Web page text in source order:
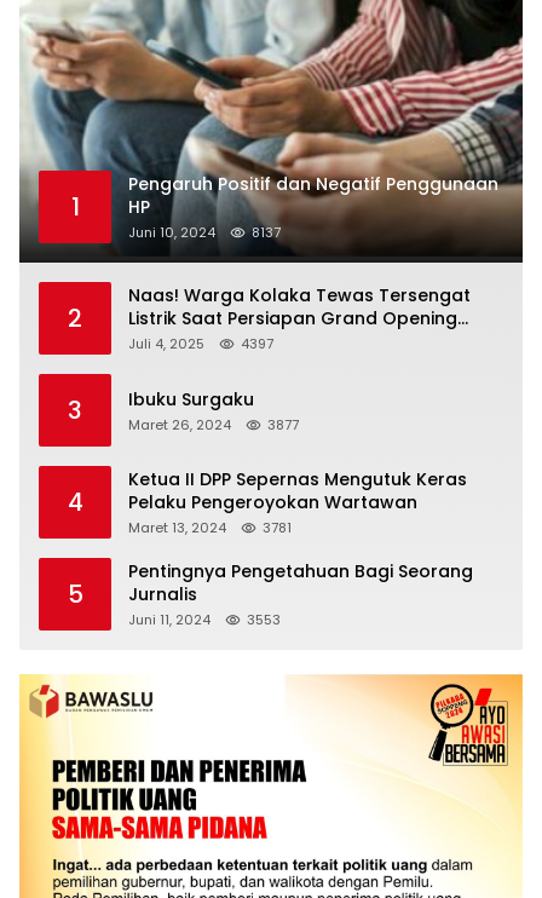
1
Pengaruh Positif dan Negatif Penggunaan
HP
Juni 10, 2024 8137
2
Naas! Warga Kolaka Tewas Tersengat
Listrik Saat Persiapan Grand Opening
Rumah Makan
Juli 4, 2025 4397
3 Ibuku Surgaku
Maret 26, 2024 3877
4
Ketua II DPP Sepernas Mengutuk Keras
Pelaku Pengeroyokan Wartawan
Maret 13, 2024 3781
5
Pentingnya Pengetahuan Bagi Seorang
Jurnalis
Juni 11, 2024 3553